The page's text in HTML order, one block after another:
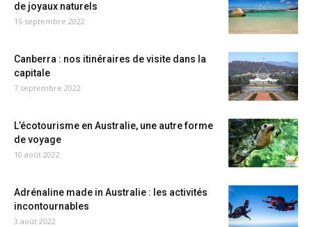
de joyaux naturels
15 septembre 2022
Canberra : nos itinéraires de visite dans la
capitale
7 septembre 2022
L’écotourisme en Australie, une autre forme
de voyage
10 août 2022
Adrénaline made in Australie : les activités
incontournables
3 août 2022